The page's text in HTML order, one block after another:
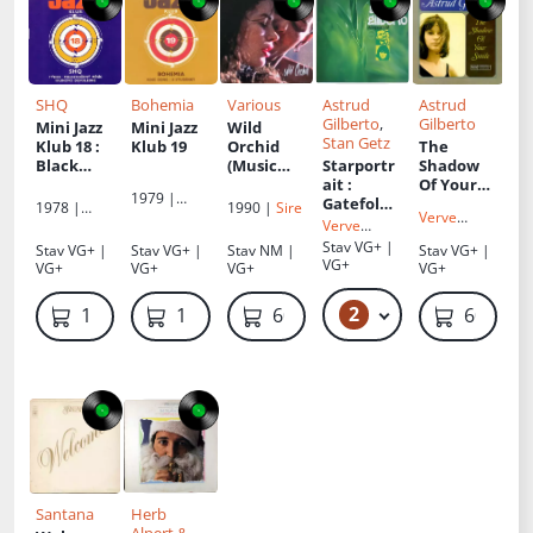
SHQ
Mini Jazz
Klub 18:
Black
Vinyl
1978 |
StavVG+ |
VG+
1 000 Kč
Bohemia
Mini Jazz
Klub 19
1979 |
StavVG+ |
VG+
1 000 Kč
Various
Wild
Orchid
(Music
Motion
Picture)
1990 | Sire
Stav NM |
VG+
600 Kč
Astrud
Gilberto,
Stan Getz
Starportr
ait:
Gatefold
Vinyl
Verve
Records
StavVG+ |
VG+
2 700 Kč – 800 Kč
Astrud
Gilberto
The
Shadow
Of Your
Verve
StavVG+ |
VG+
600 Kč
Santana
Herb